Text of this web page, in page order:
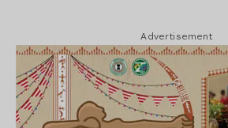
Advertisement